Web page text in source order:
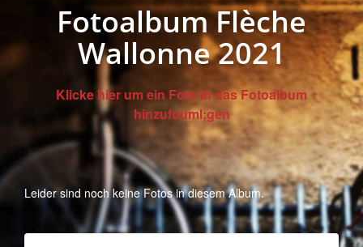
Fotoalbum Flèche
Wallonne 2021
Klicke hier um ein Foto in das Fotoalbum
hinzufuuml;gen
Leider sind noch keine Fotos in diesem Album.